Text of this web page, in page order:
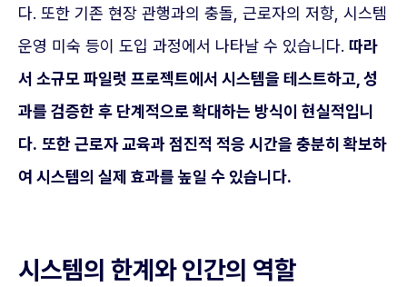
다. 또한 기존 현장 관행과의 충돌, 근로자의 저항, 시스템
운영 미숙 등이 도입 과정에서 나타날 수 있습니다. 따라
서 소규모 파일럿 프로젝트에서 시스템을 테스트하고, 성
과를 검증한 후 단계적으로 확대하는 방식이 현실적입니
다. 또한 근로자 교육과 점진적 적응 시간을 충분히 확보하
여 시스템의 실제 효과를 높일 수 있습니다.
시스템의 한계와 인간의 역할